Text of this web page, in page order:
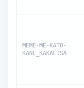
MEME-ME-KATO-
KANE_KAKALISA